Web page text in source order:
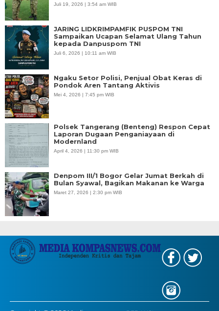
Juli 19, 2026 | 3:54 am WIB
JARING LIDKRIMPAMFIK PUSPOM TNI
Sampaikan Ucapan Selamat Ulang Tahun
kepada Danpuspom TNI
Juli 6, 2026 | 10:11 am WIB
Ngaku Setor Polisi, Penjual Obat Keras di
Pondok Aren Tantang Aktivis
Mei 4, 2026 | 7:45 pm WIB
Polsek Tangerang (Benteng) Respon Cepat
Laporan Dugaan Penganiayaan di
Modernland
April 4, 2026 | 11:30 pm WIB
Denpom III/1 Bogor Gelar Jumat Berkah di
Bulan Syawal, Bagikan Makanan ke Warga
Maret 27, 2026 | 2:30 pm WIB